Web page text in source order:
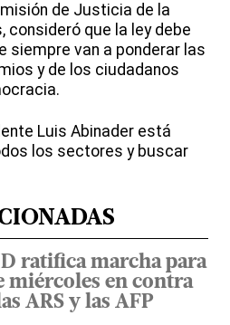
de Justicia de la
consideró que la ley debe
siempre van a ponderar las
y de los ciudadanos
Luis Abinader está
los sectores y buscar
ratifica marcha para
miércoles en contra
ARS y las AFP